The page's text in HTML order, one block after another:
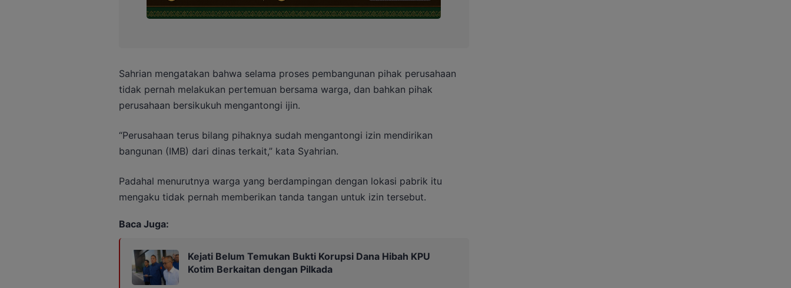
Sahrian mengatakan bahwa selama proses pembangunan pihak perusahaan
tidak pernah melakukan pertemuan bersama warga, dan bahkan pihak
perusahaan bersikukuh mengantongi ijin.
“Perusahaan terus bilang pihaknya sudah mengantongi izin mendirikan
bangunan (IMB) dari dinas terkait,” kata Syahrian.
Padahal menurutnya warga yang berdampingan dengan lokasi pabrik itu
mengaku tidak pernah memberikan tanda tangan untuk izin tersebut.
Baca Juga:
Kejati Belum Temukan Bukti Korupsi Dana Hibah KPU
Kotim Berkaitan dengan Pilkada